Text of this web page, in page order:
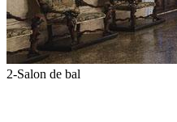
2-Salon de bal